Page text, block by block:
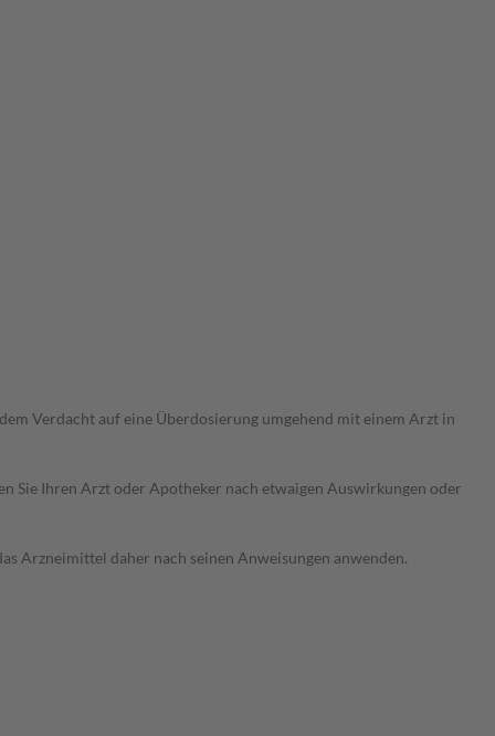
Verdacht auf eine Überdosierung umgehend mit einem Arzt in
Sie Ihren Arzt oder Apotheker nach etwaigen Auswirkungen oder
Arzneimittel daher nach seinen Anweisungen anwenden.